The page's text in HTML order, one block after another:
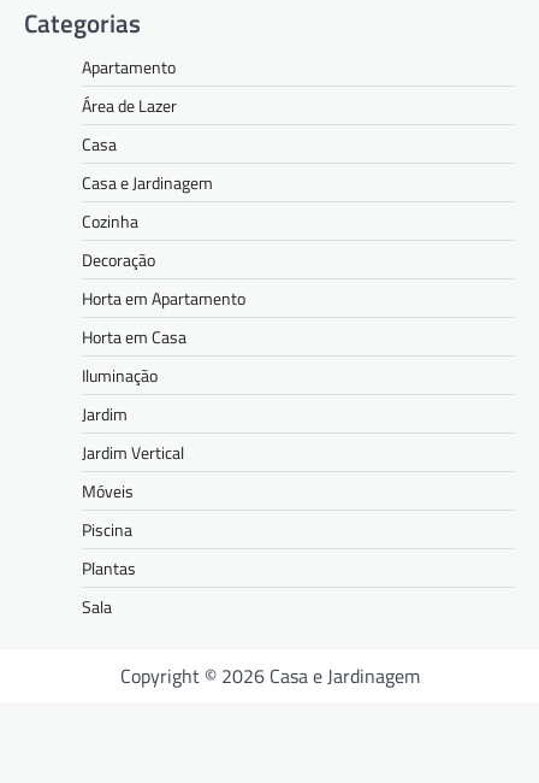
Categorias
Apartamento
Área de Lazer
Casa
Casa e Jardinagem
Cozinha
Decoração
Horta em Apartamento
Horta em Casa
Iluminação
Jardim
Jardim Vertical
Móveis
Piscina
Plantas
Sala
Copyright © 2026 Casa e Jardinagem